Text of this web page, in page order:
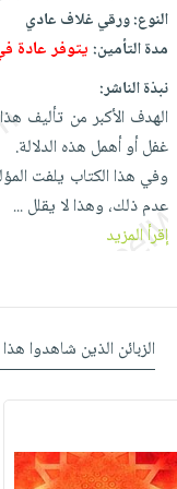
النوع:ورقي غلاف عادي
مدة التأمين:يتوفر عادة
نبذة الناشر:
الهدف الأكبر من تأليف
غفل أو أهمل هذه الدلالة.
وفي هذا الكتاب يلفت
عدم ذلك، وهذا لا يقلل...
إقرأ المزيد
الزبائن الذين شاهدوا